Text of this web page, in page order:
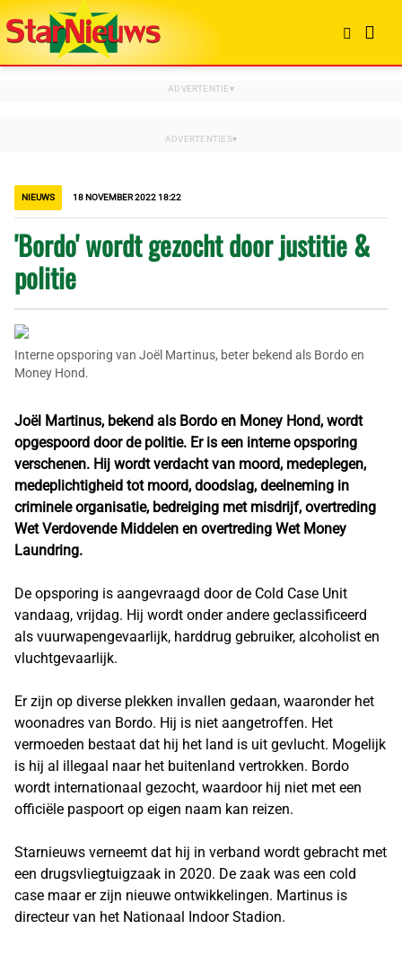
NIEUWS 18 NOVEMBER 2022 18:22
'Bordo' wordt gezocht door justitie &
politie
Interne opsporing van Joël Martinus, beter bekend als Bordo en
Money Hond.
Joël Martinus, bekend als Bordo en Money Hond, wordt
opgespoord door de politie. Er is een interne opsporing
verschenen. Hij wordt verdacht van moord, medeplegen,
medeplichtigheid tot moord, doodslag, deelneming in
criminele organisatie, bedreiging met misdrijf, overtreding
Wet Verdovende Middelen en overtreding Wet Money
Laundring.
De opsporing is aangevraagd door de Cold Case Unit
vandaag, vrijdag. Hij wordt onder andere geclassificeerd
als vuurwapengevaarlijk, harddrug gebruiker, alcoholist en
vluchtgevaarlijk.
Er zijn op diverse plekken invallen gedaan, waaronder het
woonadres van Bordo. Hij is niet aangetroffen. Het
vermoeden bestaat dat hij het land is uit gevlucht. Mogelijk
is hij al illegaal naar het buitenland vertrokken. Bordo
wordt internationaal gezocht, waardoor hij niet met een
officiële paspoort op eigen naam kan reizen.
Starnieuws verneemt dat hij in verband wordt gebracht met
een drugsvliegtuigzaak in 2020. De zaak was een cold
case maar er zijn nieuwe ontwikkelingen. Martinus is
directeur van het Nationaal Indoor Stadion.